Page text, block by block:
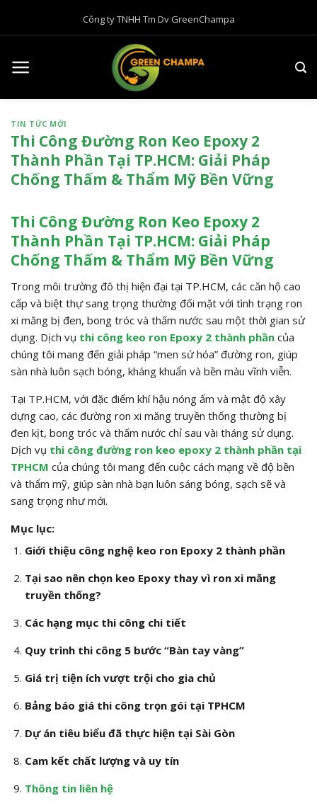
Công ty TNHH Tm Dv GreenChampa
TIN TỨC MỚI
Thi Công Đường Ron Keo Epoxy 2
Thành Phần Tại TP.HCM: Giải Pháp
Chống Thấm & Thẩm Mỹ Bền Vững
Thi Công Đường Ron Keo Epoxy 2
Thành Phần Tại TP.HCM: Giải Pháp
Chống Thấm & Thẩm Mỹ Bền Vững
Trong môi trường đô thị hiện đại tại TP.HCM, các căn hộ cao
cấp và biệt thự sang trọng thường đối mặt với tình trạng ron
xi măng bị đen, bong tróc và thấm nước sau một thời gian sử
dụng. Dịch vụ thi công keo ron Epoxy 2 thành phần của
chúng tôi mang đến giải pháp “men sứ hóa” đường ron, giúp
sàn nhà luôn sạch bóng, kháng khuẩn và bền màu vĩnh viễn.
Tại TP.HCM, với đặc điểm khí hậu nóng ẩm và mật độ xây
dựng cao, các đường ron xi măng truyền thống thường bị
đen kịt, bong tróc và thấm nước chỉ sau vài tháng sử dụng.
Dịch vụ thi công đường ron keo epoxy 2 thành phần tại
TPHCM của chúng tôi mang đến cuộc cách mạng về độ bền
và thẩm mỹ, giúp sàn nhà bạn luôn sáng bóng, sạch sẽ và
sang trọng như mới.
Mục lục:
Giới thiệu công nghệ keo ron Epoxy 2 thành phần
Tại sao nên chọn keo Epoxy thay vì ron xi măng
truyền thống?
Các hạng mục thi công chi tiết
Quy trình thi công 5 bước “Bàn tay vàng”
Giá trị tiện ích vượt trội cho gia chủ
Bảng báo giá thi công trọn gói tại TPHCM
Dự án tiêu biểu đã thực hiện tại Sài Gòn
Cam kết chất lượng và uy tín
Thông tin liên hệ